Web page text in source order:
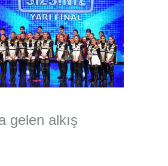
gelen alkış